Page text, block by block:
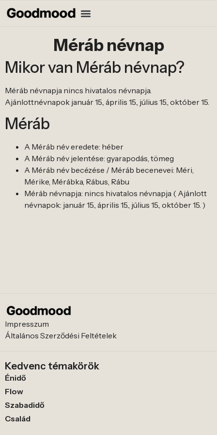
Méráb névnap
Mikor van Méráb névnap?
Méráb névnapja nincs hivatalos névnapja.
Ajánlottnévnapok január 15., április 15., július 15., október 15.
Méráb
A Méráb név eredete: héber
A Méráb név jelentése: gyarapodás, tömeg
A Méráb név becézése / Méráb becenevei: Méri,
Mérike, Mérábka, Rábus, Rábu
Méráb névnapja: nincs hivatalos névnapja ( Ajánlott
névnapok: január 15., április 15., július 15., október 15. )
Impresszum
Általános Szerződési Feltételek
Kedvenc témakörök
Énidő
Flow
Szabadidő
Család